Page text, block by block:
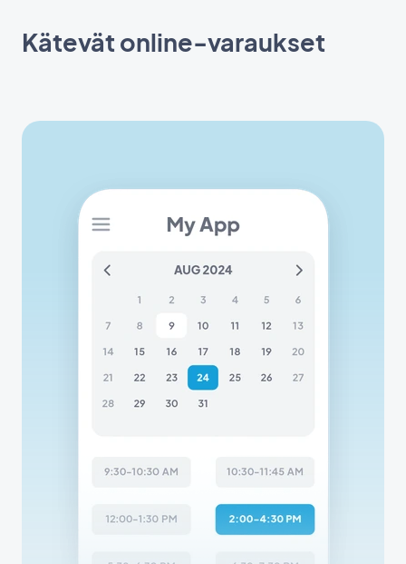
Kätevät online-varaukset